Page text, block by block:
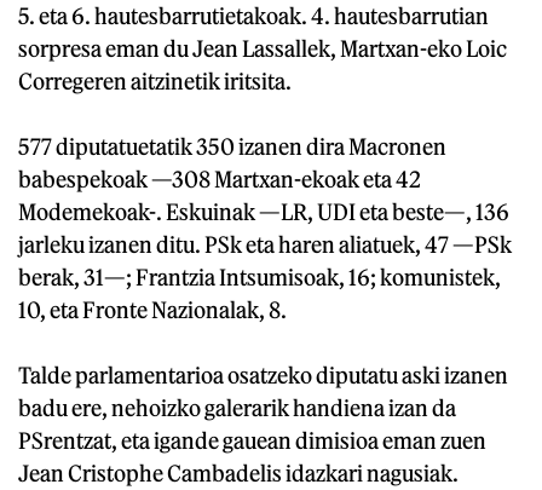
5. eta 6. hautesbarrutietakoak. 4. hautesbarrutian
sorpresa eman du Jean Lassallek, Martxan-eko Loic
Corregeren aitzinetik iritsita.
577 diputatuetatik 350 izanen dira Macronen
babespekoak —308 Martxan-ekoak eta 42
Modemekoak-. Eskuinak —LR, UDI eta beste—, 136
jarleku izanen ditu. PSk eta haren aliatuek, 47 —PSk
berak, 31—; Frantzia Intsumisoak, 16; komunistek,
10, eta Fronte Nazionalak, 8.
Talde parlamentarioa osatzeko diputatu aski izanen
badu ere, nehoizko galerarik handiena izan da
PSrentzat, eta igande gauean dimisioa eman zuen
Jean Cristophe Cambadelis idazkari nagusiak.